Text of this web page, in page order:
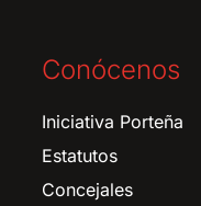
Conócenos
Iniciativa Porteña
Estatutos
Concejales